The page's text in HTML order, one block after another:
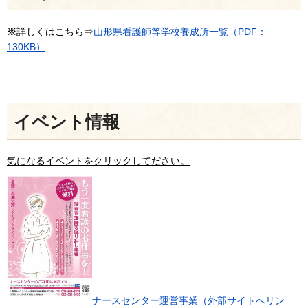
※詳しくはこちら⇒山形県看護師等学校養成所一覧（PDF：
130KB）
イベント情報
気になるイベントをクリックしてださい。
ナースセンター運営事業（外部サイトへリン